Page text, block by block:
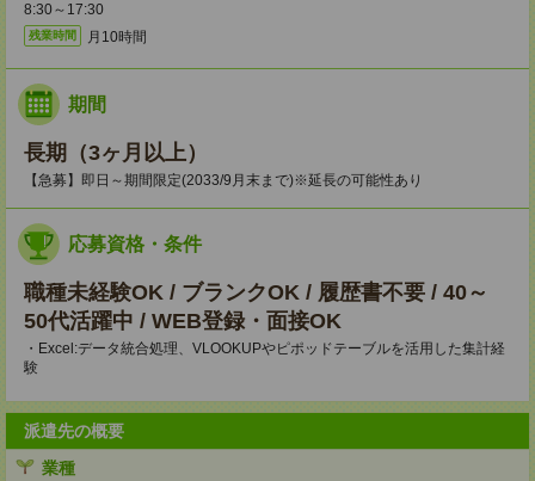
8:30～17:30
残業時間 月10時間
期間
長期（3ヶ月以上）
【急募】即日～期間限定(2033/9月末まで)※延長の可能性あり
応募資格・条件
職種未経験OK / ブランクOK / 履歴書不要 / 40～
50代活躍中 / WEB登録・面接OK
・Excel:データ統合処理、VLOOKUPやピポッドテーブルを活用した集計経
験
派遣先の概要
業種